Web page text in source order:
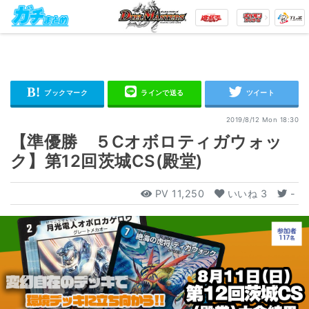
2019/8/12 Mon 18:30
【準優勝 ５Cオボロティガウォッ
ク】第12回茨城CS(殿堂)
PV 11,250 いいね 3 -